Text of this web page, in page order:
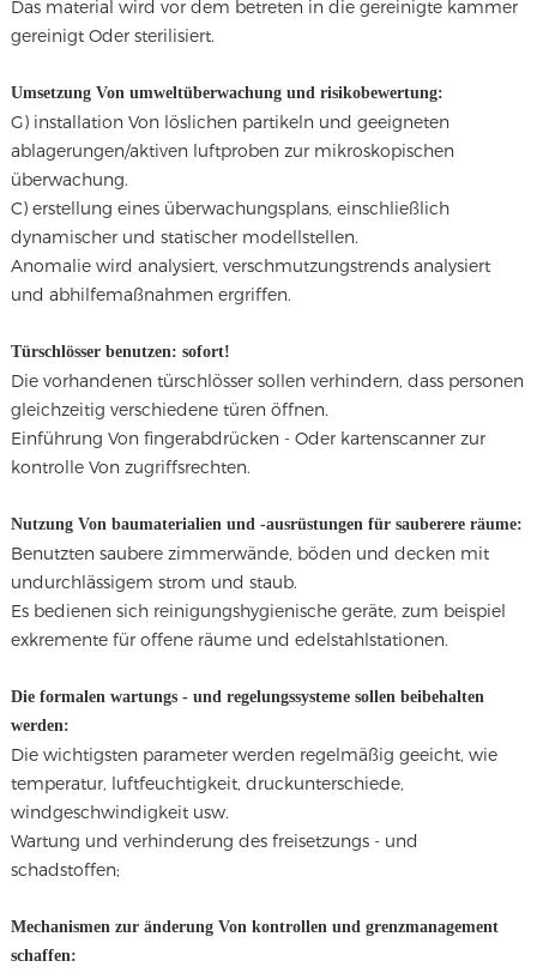
Das material wird vor dem betreten in die gereinigte kammer
gereinigt Oder sterilisiert.
Umsetzung Von umweltüberwachung und risikobewertung:
G) installation Von löslichen partikeln und geeigneten
ablagerungen/aktiven luftproben zur mikroskopischen
überwachung.
C) erstellung eines überwachungsplans, einschließlich
dynamischer und statischer modellstellen.
Anomalie wird analysiert, verschmutzungstrends analysiert
und abhilfemaßnahmen ergriffen.
Türschlösser benutzen: sofort!
Die vorhandenen türschlösser sollen verhindern, dass personen
gleichzeitig verschiedene türen öffnen.
Einführung Von fingerabdrücken - Oder kartenscanner zur
kontrolle Von zugriffsrechten.
Nutzung Von baumaterialien und -ausrüstungen für sauberere räume:
Benutzten saubere zimmerwände, böden und decken mit
undurchlässigem strom und staub.
Es bedienen sich reinigungshygienische geräte, zum beispiel
exkremente für offene räume und edelstahlstationen.
Die formalen wartungs - und regelungssysteme sollen beibehalten
werden:
Die wichtigsten parameter werden regelmäßig geeicht, wie
temperatur, luftfeuchtigkeit, druckunterschiede,
windgeschwindigkeit usw.
Wartung und verhinderung des freisetzungs - und
schadstoffen;
Mechanismen zur änderung Von kontrollen und grenzmanagement
schaffen: